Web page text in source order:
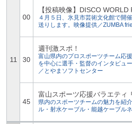
11
00
【投稿映像】DISCO WORLD
４月５日、氷見市芸術文化館で開
送りします。映像提供／ZUMBA
30
週刊激スポ！
富山県内のプロスポーツチーム応
を中心に選手・監督のインタビュ
／とやまソフトセンター
45
富山スポーツ応援バラエティ
県内のスポーツチームの魅力を紹
ル・射水ケーブル・能越ケーブル